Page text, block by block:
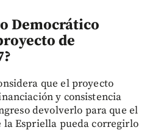
Democrático
de
que el proyecto
y consistencia
devolverlo para que el
la Espriella pueda corregirlo